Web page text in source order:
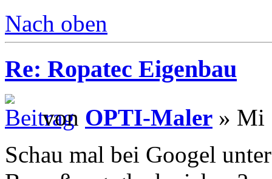
Nach oben
Re: Ropatec Eigenbau
von OPTI-Maler » Mi
Schau mal bei Googel